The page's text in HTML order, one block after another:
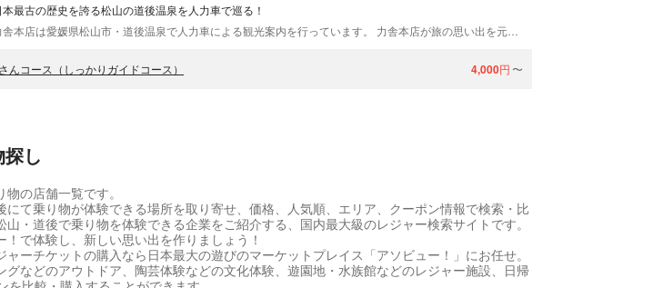
本最古の歴史を誇る松山の道後温泉を人力車で巡る！
んコース（しっかりガイドコース） 4,000円 〜
し
の店舗一覧です。
にて乗り物が体験できる場所を取り寄せ、価格、人気順、エリア、クーポン情報で検索・比
・道後で乗り物を体験できる企業をご紹介する、国内最大級のレジャー検索サイトです。
で体験し、新しい思い出を作りましょう！
ーチケットの購入なら日本最大の遊びのマーケットプレイス「アソビュー！」にお任せ。
グなどのアウトドア、陶芸体験などの文化体験、遊園地・水族館などのレジャー施設、日帰